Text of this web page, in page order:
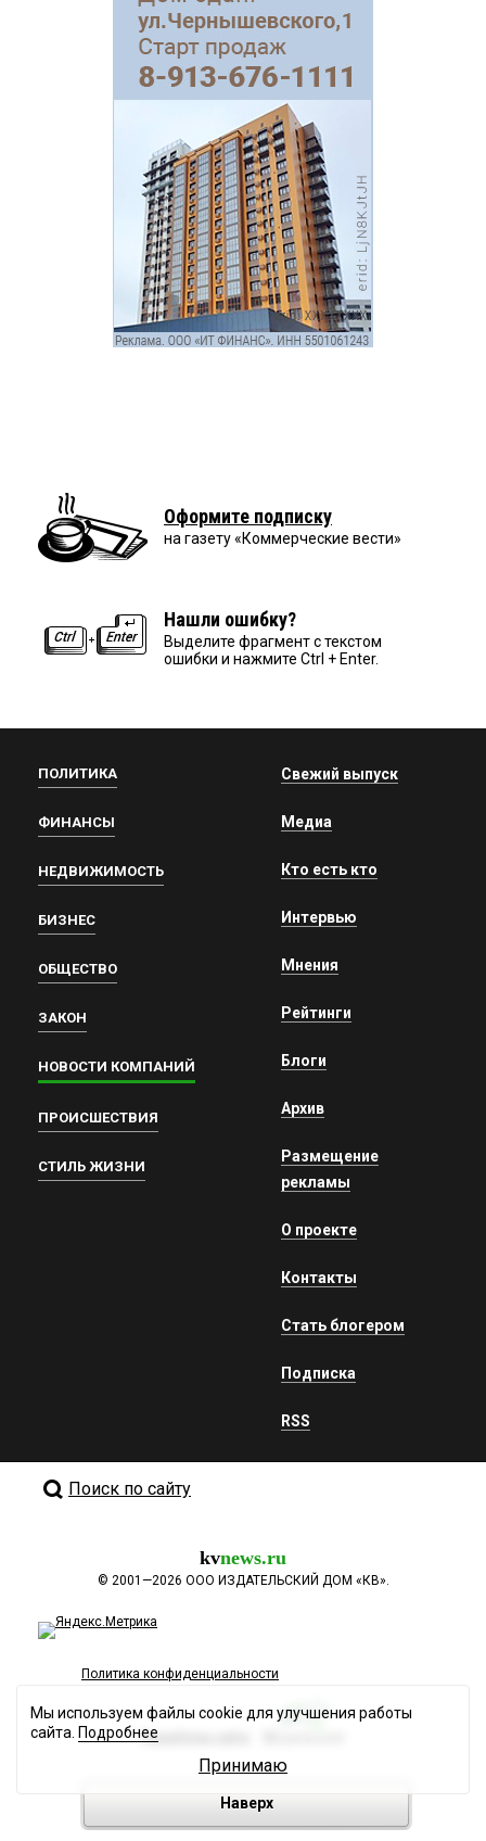
Оформите подписку
на газету «Коммерческие вести»
Нашли ошибку?
Выделите фрагмент с текстом
ошибки и нажмите Ctrl + Enter.
ПОЛИТИКА
ФИНАНСЫ
НЕДВИЖИМОСТЬ
БИЗНЕС
ОБЩЕСТВО
ЗАКОН
НОВОСТИ КОМПАНИЙ
ПРОИСШЕСТВИЯ
СТИЛЬ ЖИЗНИ
Свежий выпуск
Медиа
Кто есть кто
Интервью
Мнения
Рейтинги
Блоги
Архив
Размещение
рекламы
О проекте
Контакты
Стать блогером
Подписка
RSS
Поиск по сайту
kvnews.ru
© 2001—2026 ООО ИЗДАТЕЛЬСКИЙ ДОМ «КВ».
Политика конфиденциальности
Разработка сайта
Наверх
Мы используем файлы cookie для улучшения работы
сайта. Подробнее
Принимаю